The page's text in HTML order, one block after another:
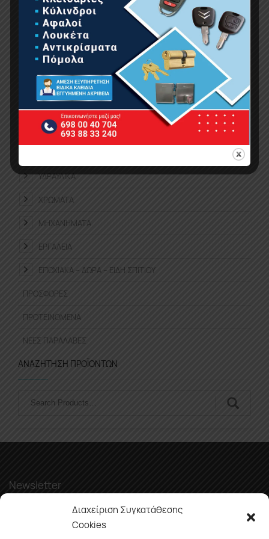
Διαχείριση Συγκατάθεσης
Cookies
ΕΠΕΤΕΙΑΚΆ
ΕΡΓΑΛΕΊΑ ΧΕΙΡΌΣ
ΚΉΠΟΣ
ΚΟΥΖΊΝΑ-ΜΠΆΝΙΟ
ΟΙΚΙΑΚΌΣ ΕΞΟΠΛΙΣΜΌΣ
ΥΔΡΑΥΛΙΚΆ
ΧΡΏΜΑΤΑ
ΜΗΧΑΝΉΜΑΤΑ
ΕΡΓΑΛΕΊΑ
ΕΠΟΧΙΑΚΆ – ΔΏΡΑ – ΕΊΔΗ ΣΠΙΤΙΟΎ
ΠΡΟΣΦΟΡΈΣ
ΠΡΟΤΕΙΝΌΜΕΝΑ
ΝΈΕΣ ΠΑΡΑΛΑΒΈΣ
ΑΝΑΖΉΤΗΣΗ ΠΡΟΪΌΝΤΩΝ
Newsletter